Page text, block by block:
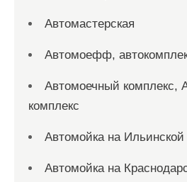
Автомастерская
Автомоефф,
Автомоечный комплекс,
комплекс
Автомойка на Ильинской
Автомойка на